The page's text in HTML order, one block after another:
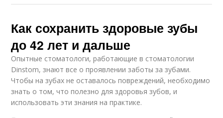
Как сохранить здоровые зубы
до 42 лет и дальше
Опытные стоматологи, работающие в стоматологии
Dinstom, знают все о проявлении заботы за зубами.
Чтобы на зубах не оставалось повреждений, необходимо
знать о том, что полезно для здоровья зубов, и
использовать эти знания на практике.